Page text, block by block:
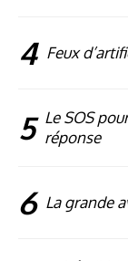
4 Feux
5 Le SOS
réponse
6 La grande